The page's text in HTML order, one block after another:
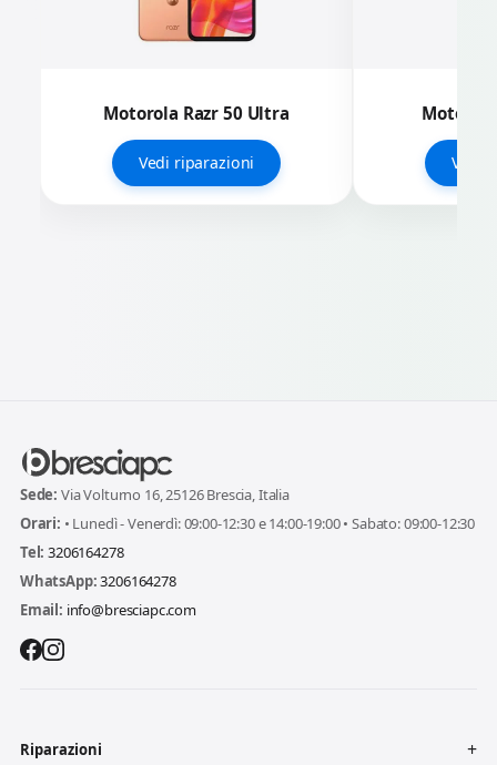
Motorola Razr 50 Ultra
Vedi riparazioni Vedi
Sede: Via Volturno 16, 25126 Brescia, Italia
Orari: • Lunedì - Venerdì: 09:00-12:30 e 14:00-19:00 • Sabato: 09:00-12:30
Tel: 3206164278
WhatsApp:3206164278
Email: info@bresciapc.com
Riparazioni